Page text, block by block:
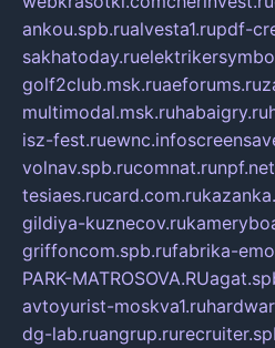
ankou.spb.rualvesta1.rupdf-
sakhatoday.ru
golf2club.msk.ruaeforums.ru
multimodal.msk.ruhabaigry.ru
isz-fest.ruewnc.info
volnav.spb.rucomnat.ru
tesiaes.rucard.com.ru
gildiya-kuznecov.ru
griffoncom.spb.rufabrika-
PARK-MATROSOVA.RU
avtoyurist-moskva1.ru
dg-lab.ruangrup.ru